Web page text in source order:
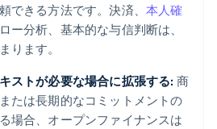
できる方法です。決済、 本人確
ー分析、基本的な与信判断は、
ります。
ストが必要な場合に拡張する: 商
たは長期的なコミットメントの
場合、オープンファイナンスは